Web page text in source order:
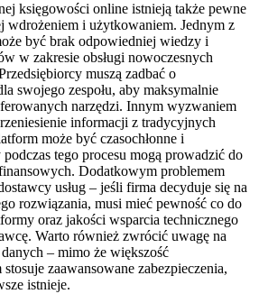
księgowości online istnieją także pewne
wdrożeniem i użytkowaniem. Jednym z
być brak odpowiedniej wiedzy i
w zakresie obsługi nowoczesnych
muszą zadbać o
swojego zespołu, aby maksymalnie
narzędzi. Innym wyzwaniem
informacji z tradycyjnych
może być czasochłonne i
tego procesu mogą prowadzić do
Dodatkowym problemem
usług – jeśli firma decyduje się na
rozwiązania, musi mieć pewność co do
oraz jakości wsparcia technicznego
Warto również zwrócić uwagę na
– mimo że większość
zaawansowane zabezpieczenia,
istnieje.